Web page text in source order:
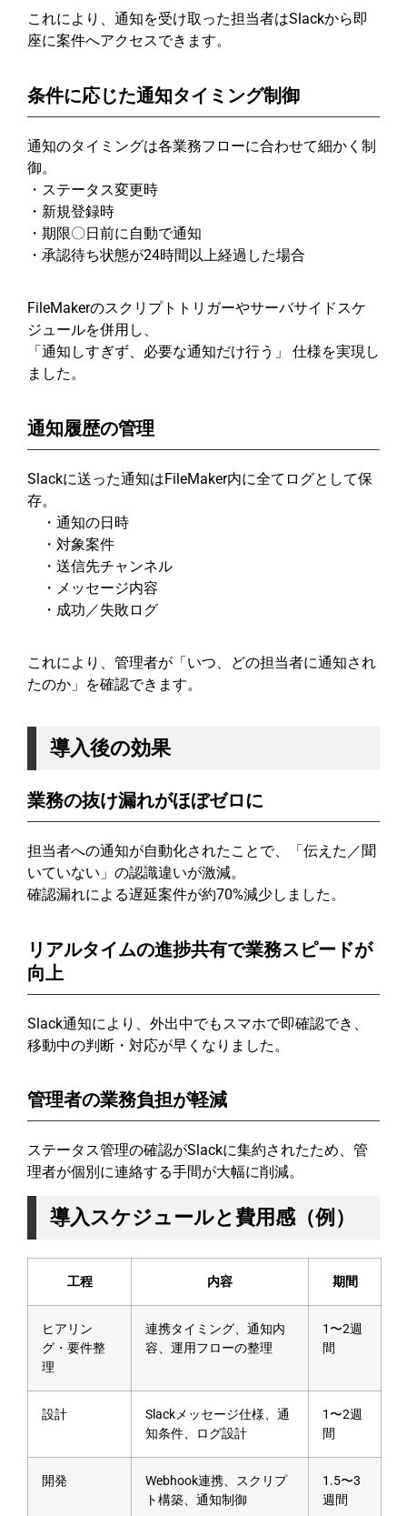
これにより、通知を受け取った担当者はSlackから即
座に案件へアクセスできます。
条件に応じた通知タイミング制御
通知のタイミングは各業務フローに合わせて細かく制
御。
・ステータス変更時
・新規登録時
・期限〇日前に自動で通知
・承認待ち状態が24時間以上経過した場合
FileMakerのスクリプトトリガーやサーバサイドスケ
ジュールを併用し、
「通知しすぎず、必要な通知だけ行う」 仕様を実現し
ました。
通知履歴の管理
Slackに送った通知はFileMaker内に全てログとして保
存。
・通知の日時
・対象案件
・送信先チャンネル
・メッセージ内容
・成功／失敗ログ
これにより、管理者が「いつ、どの担当者に通知され
たのか」を確認できます。
導入後の効果
業務の抜け漏れがほぼゼロに
担当者への通知が自動化されたことで、「伝えた／聞
いていない」の認識違いが激減。
確認漏れによる遅延案件が約70%減少しました。
リアルタイムの進捗共有で業務スピードが
向上
Slack通知により、外出中でもスマホで即確認でき、
移動中の判断・対応が早くなりました。
管理者の業務負担が軽減
ステータス管理の確認がSlackに集約されたため、管
理者が個別に連絡する手間が大幅に削減。
導入スケジュールと費用感（例）
工程 内容 期間
ヒアリン
グ・要件整
理
連携タイミング、通知内
容、運用フローの整理
1〜2週
間
設計
Slackメッセージ仕様、通
知条件、ログ設計
1〜2週
間
開発
Webhook連携、スクリプ
ト構築、通知制御
1.5〜3
週間